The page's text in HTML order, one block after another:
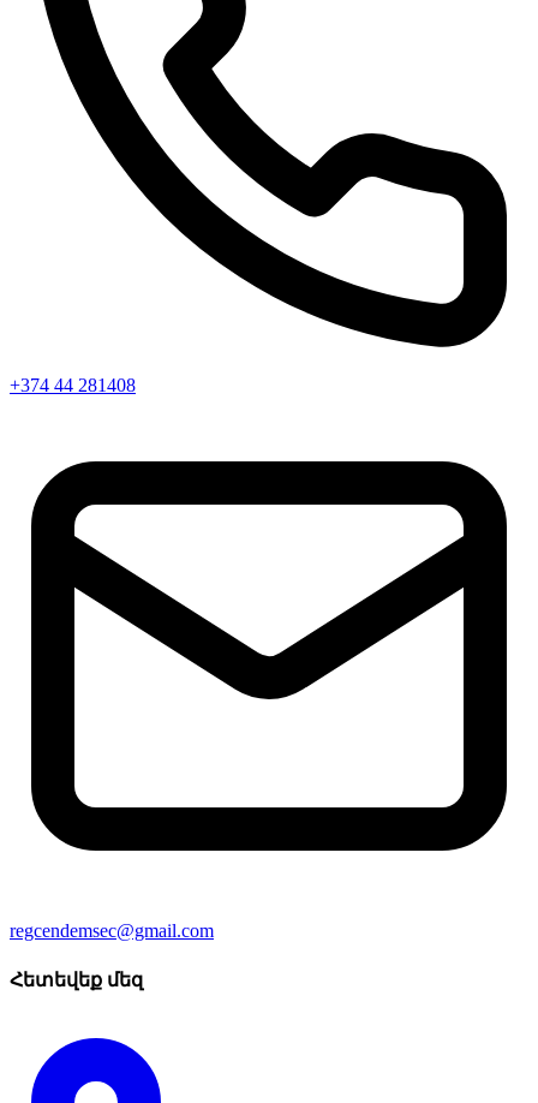
+374 44 281408
regcendemsec@gmail.com
Հետեվեք մեզ